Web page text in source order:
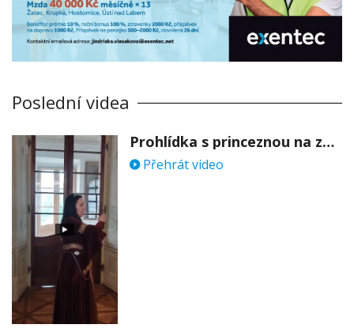
Poslední videa
Prohlídka s princeznou na zámku Stekník
Přehrát video